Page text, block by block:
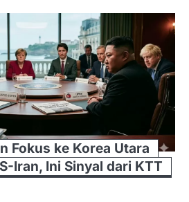
Fokus ke Korea Utara
Iran, Ini Sinyal dari KTT